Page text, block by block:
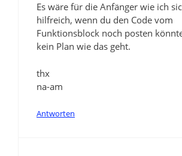
Es wäre für die Anfänger wie ich
hilfreich, wenn du den Code vom
Funktionsblock noch posten
kein Plan wie das geht.
thx
na-am
Antworten